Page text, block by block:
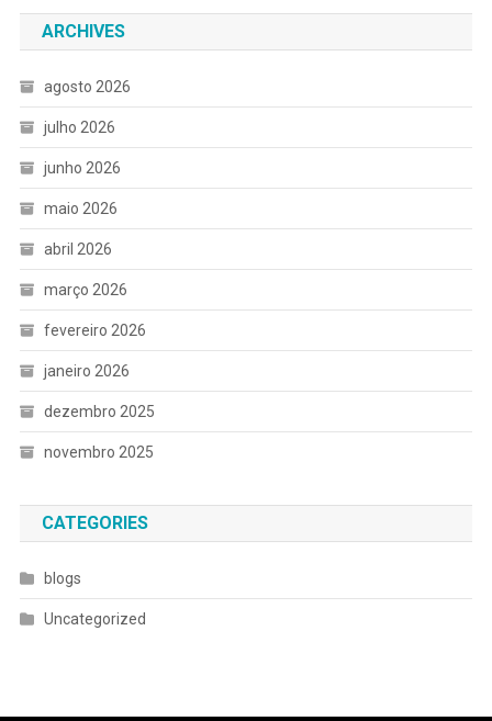
ARCHIVES
agosto 2026
julho 2026
junho 2026
maio 2026
abril 2026
março 2026
fevereiro 2026
janeiro 2026
dezembro 2025
novembro 2025
CATEGORIES
blogs
Uncategorized